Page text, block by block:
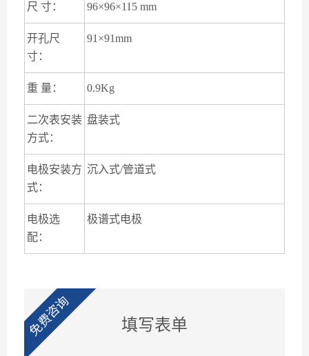
尺 寸： 96×96×115 mm
开孔尺
寸：
91×91mm
重 量： 0.9Kg
二次表安装
方式：
盘装式
电极安装方
式：
沉入式/管道式
电极选
配：
极谱式电极
免费咨询 填写表单